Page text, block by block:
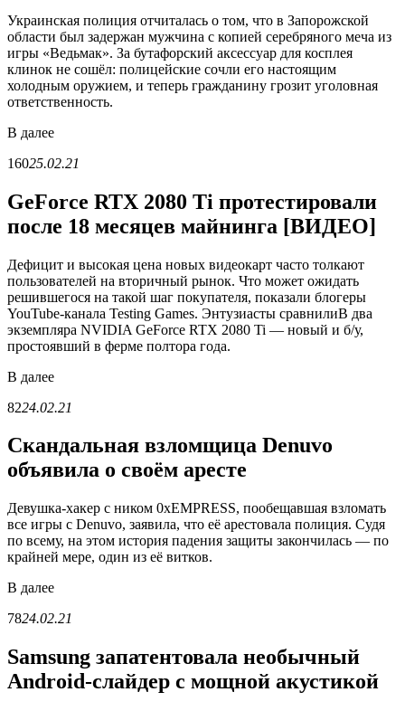
Украинская полиция отчиталась о том, что в Запорожской
области был задержан мужчина с копией серебряного меча из
игры «Ведьмак». За бутафорский аксессуар для косплея
клинок не сошёл: полицейские сочли его настоящим
холодным оружием, и теперь гражданину грозит уголовная
ответственность.
В далее
16025.02.21
GeForce RTX 2080 Ti протестировали
после 18 месяцев майнинга [ВИДЕО]
Дефицит и высокая цена новых видеокарт часто толкают
пользователей на вторичный рынок. Что может ожидать
решившегося на такой шаг покупателя, показали блогеры
YouTube-канала Testing Games. Энтузиасты сравнилиВ два
экземпляра NVIDIA GeForce RTX 2080 Ti — новый и б/у,
простоявший в ферме полтора года.
В далее
8224.02.21
Скандальная взломщица Denuvo
объявила о своём аресте
Девушка-хакер с ником 0xEMPRESS, пообещавшая взломать
все игры с Denuvo, заявила, что её арестовала полиция. Судя
по всему, на этом история падения защиты закончилась — по
крайней мере, один из её витков.
В далее
7824.02.21
Samsung запатентовала необычный
Android-слайдер с мощной акустикой